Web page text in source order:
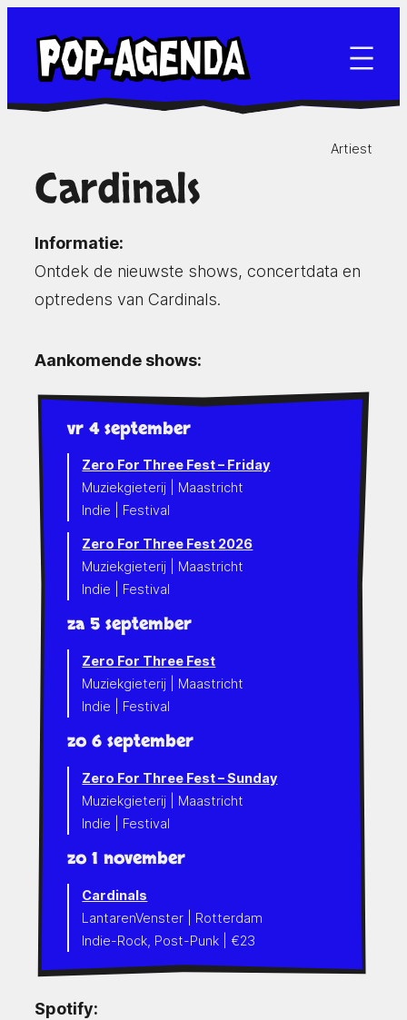
naar
inhoud
Artiest
Cardinals
Informatie:
Ontdek de nieuwste shows, concertdata en
optredens van Cardinals.
Aankomende shows:
vr 4 september
Zero For Three Fest – Friday
Muziekgieterij | Maastricht
Indie | Festival
Zero For Three Fest 2026
Muziekgieterij | Maastricht
Indie | Festival
za 5 september
Zero For Three Fest
Muziekgieterij | Maastricht
Indie | Festival
zo 6 september
Zero For Three Fest – Sunday
Muziekgieterij | Maastricht
Indie | Festival
zo 1 november
Cardinals
LantarenVenster | Rotterdam
Indie-Rock, Post-Punk | €23
Spotify: